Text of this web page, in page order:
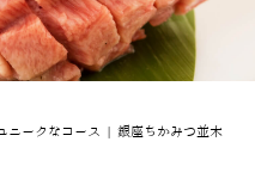
ニークなコース | 銀座ちかみつ並木